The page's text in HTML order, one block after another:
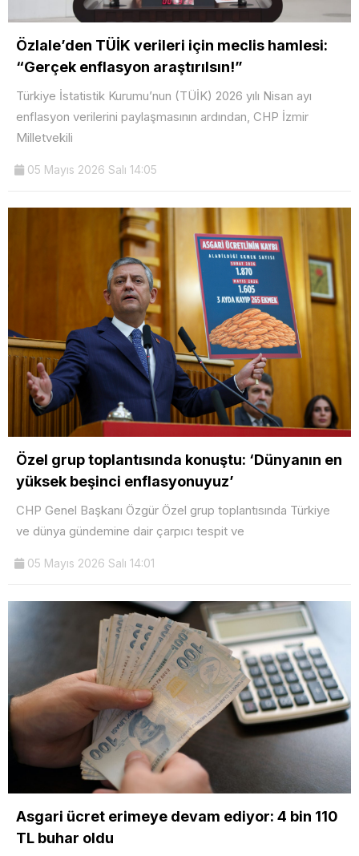
Özlale’den TÜİK verileri için meclis hamlesi:
“Gerçek enflasyon araştırılsın!”
Türkiye İstatistik Kurumu’nun (TÜİK) 2026 yılı Nisan ayı
enflasyon verilerini paylaşmasının ardından, CHP İzmir
Milletvekili
05 Mayıs 2026 Salı 14:05
Özel grup toplantısında konuştu: ‘Dünyanın en
yüksek beşinci enflasyonuyuz’
CHP Genel Başkanı Özgür Özel grup toplantısında Türkiye
ve dünya gündemine dair çarpıcı tespit ve
05 Mayıs 2026 Salı 14:01
Asgari ücret erimeye devam ediyor: 4 bin 110
TL buhar oldu